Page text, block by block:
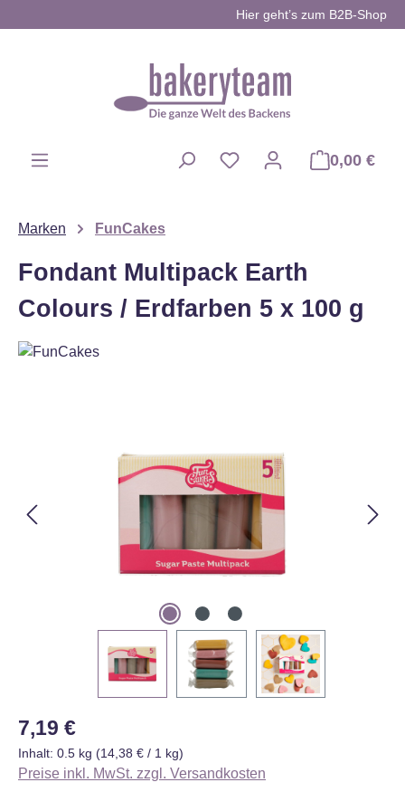
Hier geht’s zum B2B-Shop
0,00 €
Marken FunCakes
Fondant Multipack Earth
Colours / Erdfarben 5 x 100 g
Regulärer Preis:
7,19 €
Inhalt: 0.5 kg (14,38 € / 1 kg)
Preise inkl. MwSt. zzgl. Versandkosten